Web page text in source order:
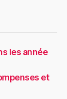
les année
et